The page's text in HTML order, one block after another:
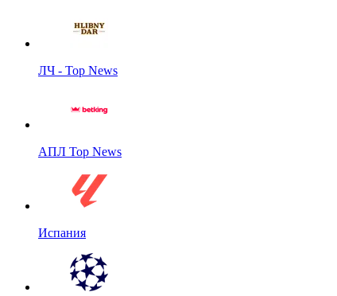
ЛЧ - Top News
АПЛ Top News
Испания